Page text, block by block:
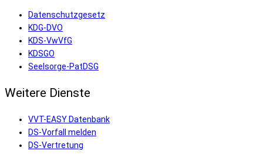
Datenschutzgesetz
KDG-DVO
KDS-VwVfG
KDSGO
Seelsorge-PatDSG
Weitere Dienste
VVT-EASY Datenbank
DS-Vorfall melden
DS-Vertretung